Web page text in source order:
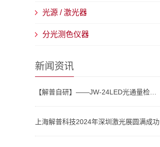
光源 / 激光器
分光测色仪器
新闻资讯
上海解普科技2024年深圳激光展圆满成功